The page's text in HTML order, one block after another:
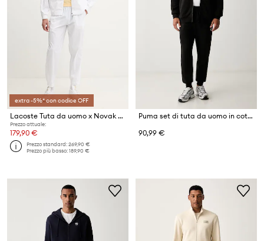
extra -5%* con codice OFF
Lacoste Tuta da uomo x Novak Djokovic
Prezzo attuale:
179,90 €
Prezzo standard:269,90 €
Prezzo più basso:189,90 €
Puma set di tuta da uomo in cotone Essentials Elevated
90,99 €